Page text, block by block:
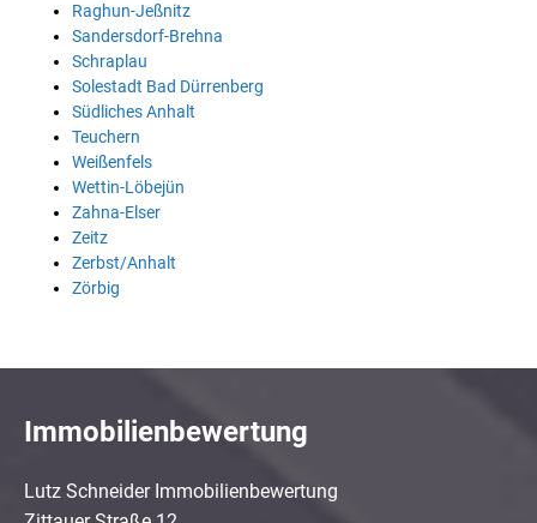
Raghun-Jeßnitz
Sandersdorf-Brehna
Schraplau
Solestadt Bad Dürrenberg
Südliches Anhalt
Teuchern
Weißenfels
Wettin-Löbejün
Zahna-Elser
Zeitz
Zerbst/Anhalt
Zörbig
Immobilienbewertung
Lutz Schneider Immobilienbewertung